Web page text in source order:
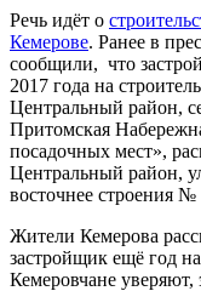
Речь идёт о
Кемерове. Ранее в
сообщили, что
2017 года на
Центральный район,
Притомская
посадочных мест»,
Центральный район,
восточнее строения №
Жители Кемерова
застройщик ещё год
Кемеровчане уверяют,